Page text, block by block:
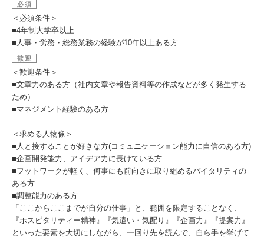
必須
＜必須条件＞
■4年制大学卒以上
■人事・労務・総務業務の経験が10年以上ある方
歓迎
＜歓迎条件＞
■文章力のある方（社内文章や報告資料等の作成などが多く発生する
ため）
■マネジメント経験のある方
＜求める人物像＞
■人と接することが好きな方(コミュニケーション能力に自信のある方)
■企画開発能力、アイデア力に長けている方
■フットワークが軽く、何事にも前向きに取り組めるバイタリティの
ある方
■調整能力のある方
「ここからここまでが自分の仕事」と、範囲を限定することなく、
『ホスピタリティー精神』『気遣い・気配り』『企画力』『提案力』
といった要素を大切にしながら、一回り先を読んで、自ら手を挙げて